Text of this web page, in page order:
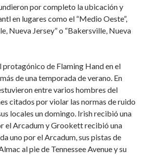
por completo la ubicación y
en lugares como el “Medio Oeste”,
Nueva Jersey” o “Bakersville, Nueva
protagónico de Flaming Hand en el
de una temporada de verano. En
entre varios hombres del
citados por violar las normas de ruido
locales un domingo. Irish recibió una
el Arcadum y Grookett recibió una
uno por el Arcadum, sus pistas de
al pie de Tennessee Avenue y su